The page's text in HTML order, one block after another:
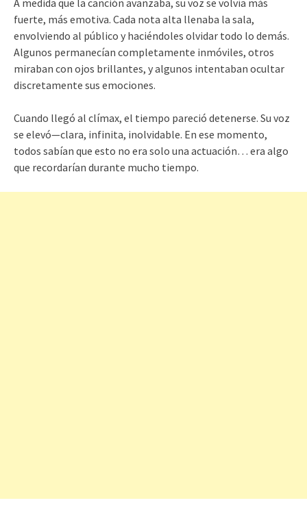
A medida que la canción avanzaba, su voz se volvía más
fuerte, más emotiva. Cada nota alta llenaba la sala,
envolviendo al público y haciéndoles olvidar todo lo demás.
Algunos permanecían completamente inmóviles, otros
miraban con ojos brillantes, y algunos intentaban ocultar
discretamente sus emociones.
Cuando llegó al clímax, el tiempo pareció detenerse. Su voz
se elevó—clara, infinita, inolvidable. En ese momento,
todos sabían que esto no era solo una actuación… era algo
que recordarían durante mucho tiempo.